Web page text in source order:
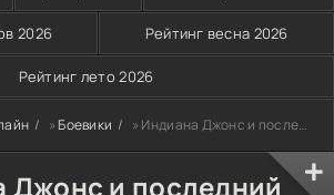
2026 Рейтинг весна 2026
Рейтинг лето 2026
»Боевики » Индиана Джонс и последний крестовый поход (1989)
Джонс и последний